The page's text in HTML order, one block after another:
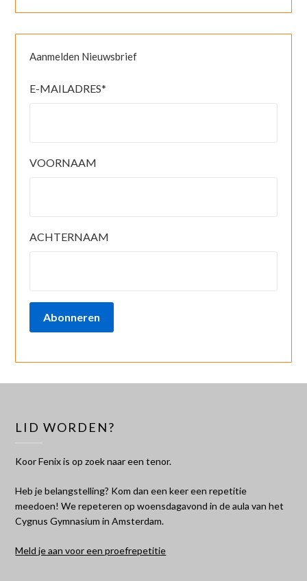
Aanmelden Nieuwsbrief
E-MAILADRES*
VOORNAAM
ACHTERNAAM
Abonneren
LID WORDEN?
Koor Fenix is op zoek naar een tenor.
Heb je belangstelling? Kom dan een keer een repetitie
meedoen! We repeteren op woensdagavond in de aula van het
Cygnus Gymnasium in Amsterdam.
Meld je aan voor een proefrepetitie